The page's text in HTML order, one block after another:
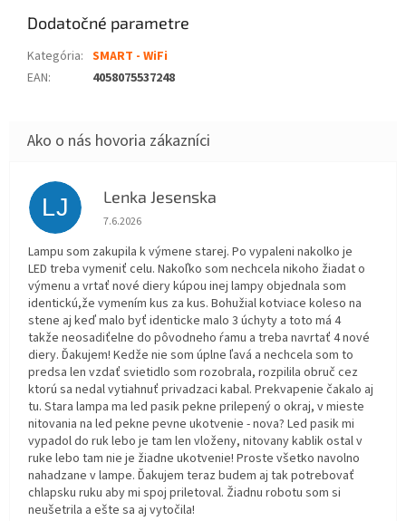
Dodatočné parametre
Kategória: SMART - WiFi
EAN: 4058075537248
LJ Lenka Jesenska
Hodnotenie obchodu je 1 z 5 hviezdičiek.
7.6.2026
Lampu som zakupila k výmene starej. Po vypaleni nakolko je
LED treba vymeniť celu. Nakoľko som nechcela nikoho žiadat o
výmenu a vrtať nové diery kúpou inej lampy objednala som
identickú,že vymením kus za kus. Bohužial kotviace koleso na
stene aj keď malo byť identicke malo 3 úchyty a toto má 4
takže neosadiťelne do pôvodneho ŕamu a treba navrtať 4 nové
diery. Ďakujem! Kedže nie som úplne ľavá a nechcela som to
predsa len vzdať svietidlo som rozobrala, rozpilila obruč cez
ktorú sa nedal vytiahnuť privadzaci kabal. Prekvapenie čakalo aj
tu. Stara lampa ma led pasik pekne prilepený o okraj, v mieste
nitovania na led pekne pevne ukotvenie - nova? Led pasik mi
vypadol do ruk lebo je tam len vloženy, nitovany kablik ostal v
ruke lebo tam nie je žiadne ukotvenie! Proste všetko navolno
nahadzane v lampe. Ďakujem teraz budem aj tak potrebovať
chlapsku ruku aby mi spoj priletoval. Žiadnu robotu som si
neušetrila a ešte sa aj vytočila!